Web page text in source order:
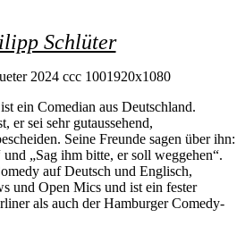
Schlüter
ein Comedian aus Deutschland.
er sei sehr gutaussehend,
Seine Freunde sagen über ihn:
„Sag ihm bitte, er soll weggehen“.
auf Deutsch und Englisch,
und Open Mics und ist ein fester
als auch der Hamburger Comedy-